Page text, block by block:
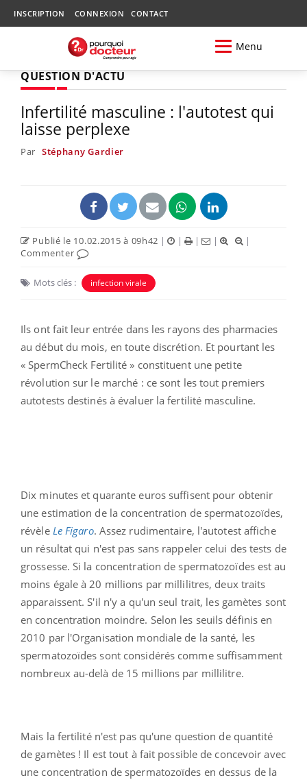
INSCRIPTION CONNEXION CONTACT
Menu
QUESTION D'ACTU
Infertilité masculine : l'autotest qui
laisse perplexe
Par Stéphany Gardier
Publié le 10.02.2015 à 09h42 | | | |
|
Commenter
Mots clés : infection virale
Ils ont fait leur entrée dans les rayons des pharmacies
au début du mois, en toute discrétion. Et pourtant les
« SpermCheck Fertilité » constituent une petite
révolution sur le marché : ce sont les tout premiers
autotests destinés à évaluer la fertilité masculine.
Dix minutes et quarante euros suffisent pour obtenir
une estimation de la concentration de spermatozoïdes,
révèle Le Figaro. Assez rudimentaire, l'autotest affiche
un résultat qui n'est pas sans rappeler celui des tests de
grossesse. Si la concentration de spermatozoïdes est au
moins égale à 20 millions par millilitres, deux traits
apparaissent. S'il n'y a qu'un seul trait, les gamètes sont
en concentration moindre. Selon les seuils définis en
2010 par l'Organisation mondiale de la santé, les
spermatozoïdes sont considérés comme suffisamment
nombreux au-delà de 15 millions par millilitre.
Mais la fertilité n'est pas qu'une question de quantité
de gamètes ! Il est tout à fait possible de concevoir avec
une concentration de spermatozoïdes en dessus de la